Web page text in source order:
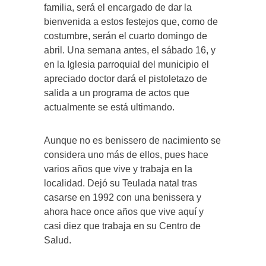
familia, será el encargado de dar la
bienvenida a estos festejos que, como de
costumbre, serán el cuarto domingo de
abril. Una semana antes, el sábado 16, y
en la Iglesia parroquial del municipio el
apreciado doctor dará el pistoletazo de
salida a un programa de actos que
actualmente se está ultimando.
Aunque no es benissero de nacimiento se
considera uno más de ellos, pues hace
varios años que vive y trabaja en la
localidad. Dejó su Teulada natal tras
casarse en 1992 con una benissera y
ahora hace once años que vive aquí y
casi diez que trabaja en su Centro de
Salud.